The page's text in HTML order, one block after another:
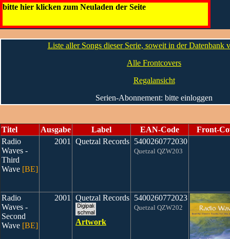
bitte hier klicken zum Neuladen der Seite
Radio Waves
Liste aller Songs dieser Serie, soweit in der Datenbank
Alle Frontcovers
Regalansicht
Serien-Abonnement: bitte einloggen
Titel Ausgabe Label EAN-Code
Front-
Radio
Waves -
Third
Wave [BE]
2001 Quetzal Records 5400260772030
Quetzal QZW203
Radio
Waves -
Second
Wave [BE]
2001 Quetzal Records
Artwork
5400260772023
Quetzal QZW202